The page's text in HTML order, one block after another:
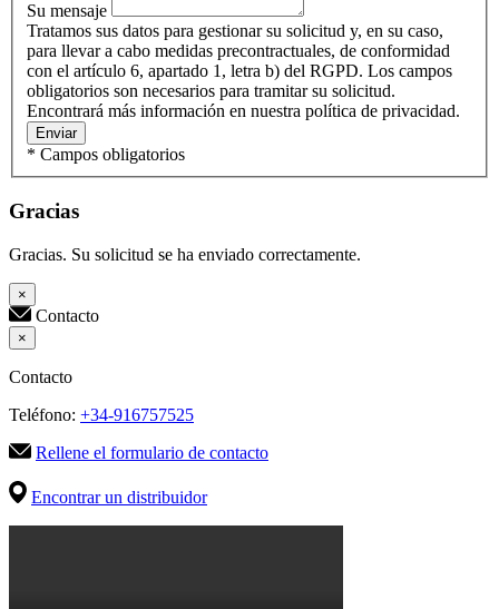
Su mensaje
Tratamos sus datos para gestionar su solicitud y, en su caso,
para llevar a cabo medidas precontractuales, de conformidad
con el artículo 6, apartado 1, letra b) del RGPD. Los campos
obligatorios son necesarios para tramitar su solicitud.
Encontrará más información en nuestra política de privacidad.
Enviar
* Campos obligatorios
Gracias
Gracias. Su solicitud se ha enviado correctamente.
×
Contacto
×
Contacto
Teléfono: +34-916757525
Rellene el formulario de contacto
Encontrar un distribuidor